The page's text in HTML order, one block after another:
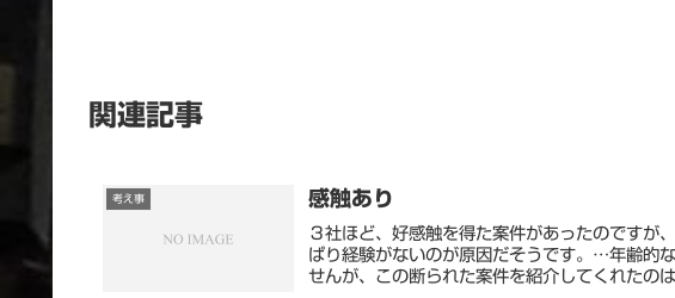
関連記事
考え事 感触あり
３社ほど、好感触を得た案件があったのですが
ぱり経験がないのが原因だそうです。…年齢的
せんが、この断られた案件を紹介してくれたの